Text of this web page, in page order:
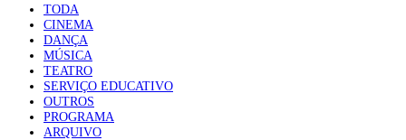
TODA
CINEMA
DANÇA
MÚSICA
TEATRO
SERVIÇO EDUCATIVO
OUTROS
PROGRAMA
ARQUIVO